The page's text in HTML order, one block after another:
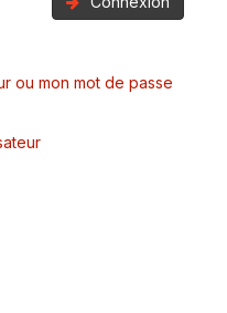
ou mon mot de passe